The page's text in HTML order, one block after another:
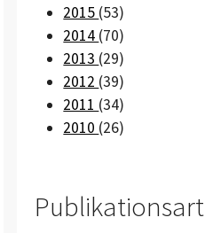
2015 (53)
2014 (70)
2013 (29)
2012 (39)
2011 (34)
2010 (26)
Publikationsart